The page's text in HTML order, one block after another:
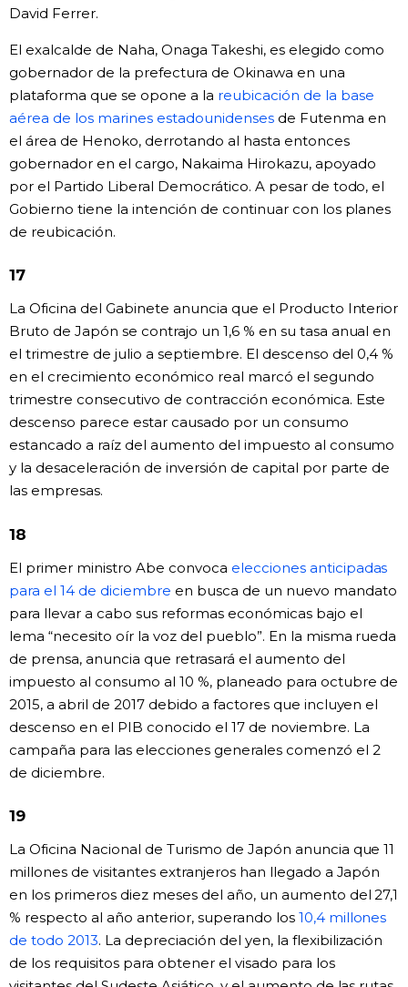
David Ferrer.
El exalcalde de Naha, Onaga Takeshi, es elegido como
gobernador de la prefectura de Okinawa en una
plataforma que se opone a la reubicación de la base
aérea de los marines estadounidensesde Futenma en
el área de Henoko, derrotando al hasta entonces
gobernador en el cargo, Nakaima Hirokazu, apoyado
por el Partido Liberal Democrático. A pesar de todo, el
Gobierno tiene la intención de continuar con los planes
de reubicación.
17
La Oficina del Gabinete anuncia que el Producto Interior
Bruto de Japón se contrajo un 1,6 % en su tasa anual en
el trimestre de julio a septiembre. El descenso del 0,4 %
en el crecimiento económico real marcó el segundo
trimestre consecutivo de contracción económica. Este
descenso parece estar causado por un consumo
estancado a raíz del aumento del impuesto al consumo
y la desaceleración de inversión de capital por parte de
las empresas.
18
El primer ministro Abe convoca elecciones anticipadas
para el 14 de diciembre en busca de un nuevo mandato
para llevar a cabo sus reformas económicas bajo el
lema “necesito oír la voz del pueblo”. En la misma rueda
de prensa, anuncia que retrasará el aumento del
impuesto al consumo al 10 %, planeado para octubre de
2015, a abril de 2017 debido a factores que incluyen el
descenso en el PIB conocido el 17 de noviembre. La
campaña para las elecciones generales comenzó el 2
de diciembre.
19
La Oficina Nacional de Turismo de Japón anuncia que 11
millones de visitantes extranjeros han llegado a Japón
en los primeros diez meses del año, un aumento del 27,1
% respecto al año anterior, superando los 10,4 millones
de todo 2013. La depreciación del yen, la flexibilización
de los requisitos para obtener el visado para los